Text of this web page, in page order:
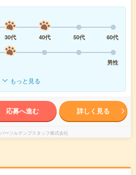
30代 40代 50代
60代
男性
もっと見る
応募へ進む 詳しく見る
パーソルテンプスタッフ株式会社